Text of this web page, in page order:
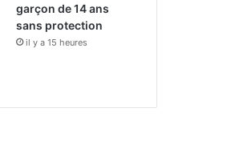
garçon de 14 ans
sans protection
il y a 15 heures